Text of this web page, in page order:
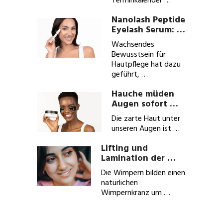
Nanolash Peptide
Eyelash Serum: …
Wachsendes
Bewusstsein für
Hautpflege hat dazu
geführt, …
Hauche müden
Augen sofort …
Die zarte Haut unter
unseren Augen ist …
Lifting und
Lamination der …
Die Wimpern bilden einen
natürlichen
Wimpernkranz um …